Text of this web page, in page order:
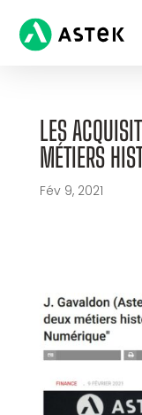
LES
MÉTIERS
Fév 9, 2021